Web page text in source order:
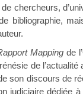
chercheurs,
bibliographie,
Mappingde
de
son discours de
judiciaire